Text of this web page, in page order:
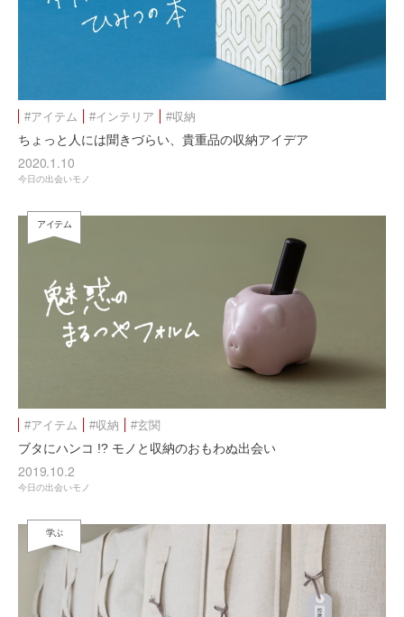
#アイテム #インテリア #収納
ちょっと人には聞きづらい、貴重品の収納アイデア
2020.1.10
今日の出会いモノ
アイテム
#アイテム #収納 #玄関
ブタにハンコ !? モノと収納のおもわぬ出会い
2019.10.2
今日の出会いモノ
学ぶ